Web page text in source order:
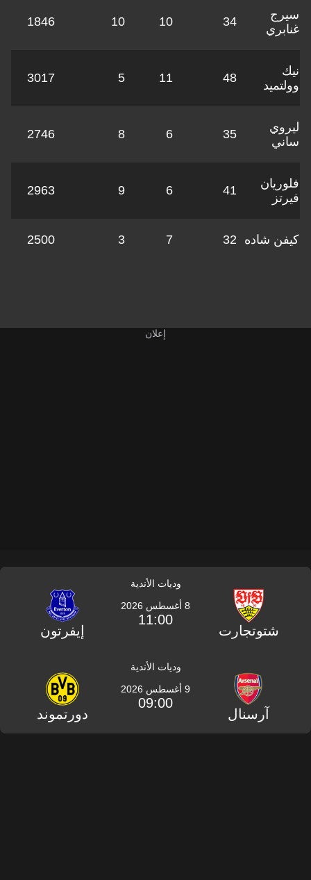
سيرج
غنابري
34
10
10
1846
نيك
وولتميد
48
11
5
3017
ليروي
ساني
35
6
8
2746
فلوريان
فيرتز
41
6
9
2963
كيفن شاده 32
7
3
2500
وديات الأندية
شتوتجارت
8 أغسطس 2026
11:00
إيفرتون
وديات الأندية
آرسنال
9 أغسطس 2026
09:00
دورتموند